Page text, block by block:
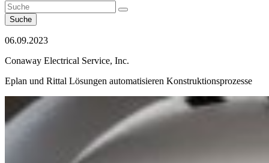
Suche
06.09.2023
Conaway Electrical Service, Inc.
Eplan und Rittal Lösungen automatisieren Konstruktionsprozesse